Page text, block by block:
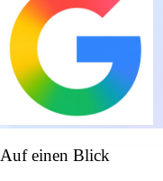
Auf einen Blick